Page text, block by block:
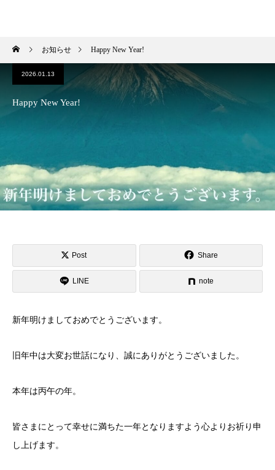
お知らせ Happy New Year!
2026.01.13
Happy New Year!
Post Share
LINE note
新年明けましておめでとうございます。
旧年中は大変お世話になり、誠にありがとうございました。
本年は丙午の年。
皆さまにとって幸せに満ちた一年となりますよう心よりお祈り申
し上げます。